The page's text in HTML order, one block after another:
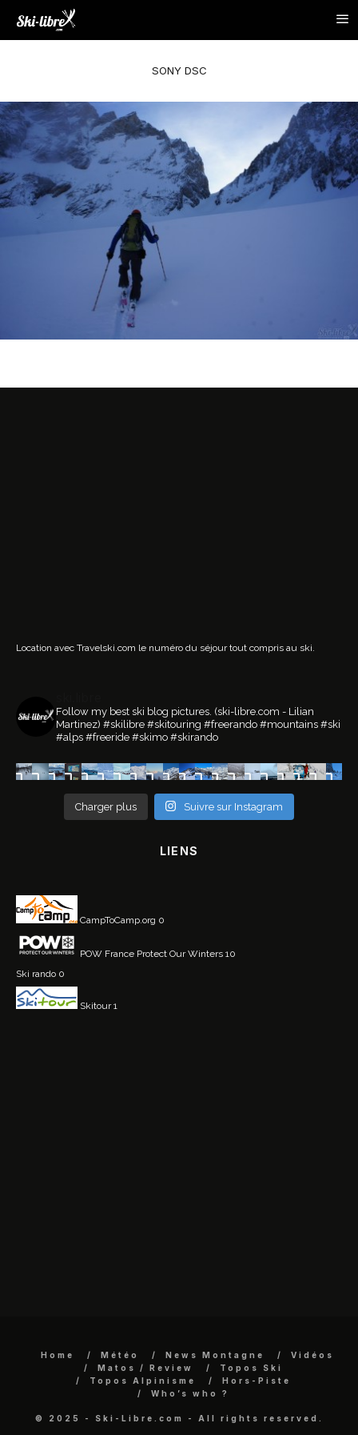
SONY DSC
Location avec Travelski.com le numéro du séjour tout compris au ski.
Follow my best ski blog pictures. (ski-libre.com - Lilian
Martinez) #skilibre #skitouring #freerando #mountains #ski
#alps #freeride #skimo #skirando
Charger plus Suivre sur Instagram
LIENS
CampToCamp.org 0
POW France Protect Our Winters 10
Ski rando 0
Skitour1
Home Météo News Montagne
Vidéos
Matos / Review
Topos Ski
Topos Alpinisme
Hors-Piste
Who’s who ?
© 2025 - Ski-Libre.com - All rights reserved.